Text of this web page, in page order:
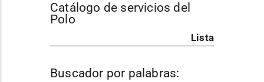
Catálogo de servicios del
Polo
Lista
Buscador por palabras: